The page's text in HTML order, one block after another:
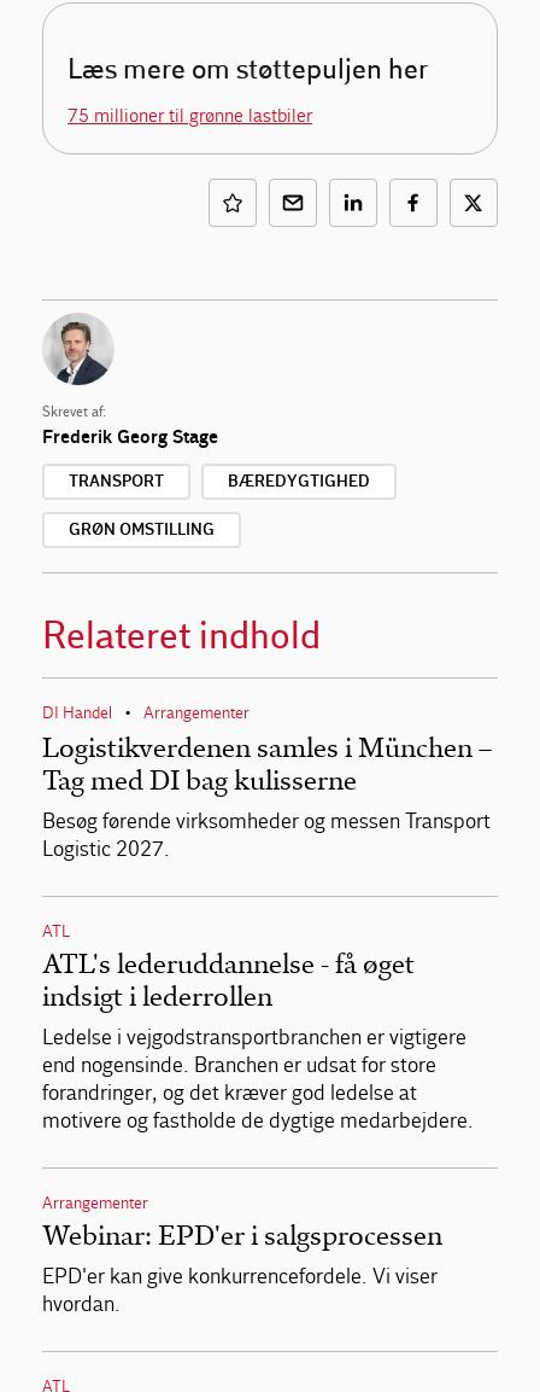
Læs mere om støttepuljen her
75 millioner til grønne lastbiler
Skrevet af:
Frederik Georg Stage
TRANSPORT BÆREDYGTIGHED
GRØN OMSTILLING
Relateret indhold
DI Handel • Arrangementer
Logistikverdenen samles i München –
Tag med DI bag kulisserne
Besøg førende virksomheder og messen Transport
Logistic 2027.
ATL
ATL's lederuddannelse - få øget
indsigt i lederrollen
Ledelse i vejgodstransportbranchen er vigtigere
end nogensinde. Branchen er udsat for store
forandringer, og det kræver god ledelse at
motivere og fastholde de dygtige medarbejdere.
Arrangementer
Webinar: EPD'er i salgsprocessen
EPD'er kan give konkurrencefordele. Vi viser
hvordan.
ATL